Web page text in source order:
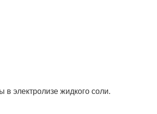
электролизе жидкого соли.